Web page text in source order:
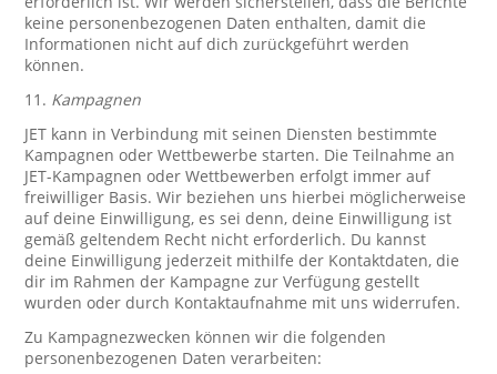
keine personenbezogenen Daten enthalten, damit die
Informationen nicht auf dich zurückgeführt werden
können.
11. Kampagnen
JET kann in Verbindung mit seinen Diensten bestimmte
Kampagnen oder Wettbewerbe starten. Die Teilnahme an
JET-Kampagnen oder Wettbewerben erfolgt immer auf
freiwilliger Basis. Wir beziehen uns hierbei möglicherweise
auf deine Einwilligung, es sei denn, deine Einwilligung ist
gemäß geltendem Recht nicht erforderlich. Du kannst
deine Einwilligung jederzeit mithilfe der Kontaktdaten, die
dir im Rahmen der Kampagne zur Verfügung gestellt
wurden oder durch Kontaktaufnahme mit uns widerrufen.
Zu Kampagnezwecken können wir die folgenden
personenbezogenen Daten verarbeiten: